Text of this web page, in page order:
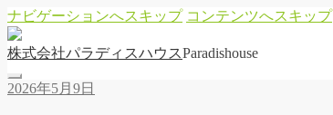
ナビゲーションへスキップ コンテンツへスキップ
株式会社パラディ スハウ スParadishouse
2026年5月9日